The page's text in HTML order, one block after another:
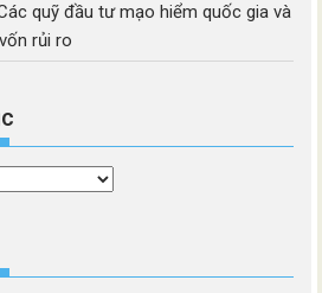
quỹ đầu tư mạo hiểm quốc gia và
rủi ro